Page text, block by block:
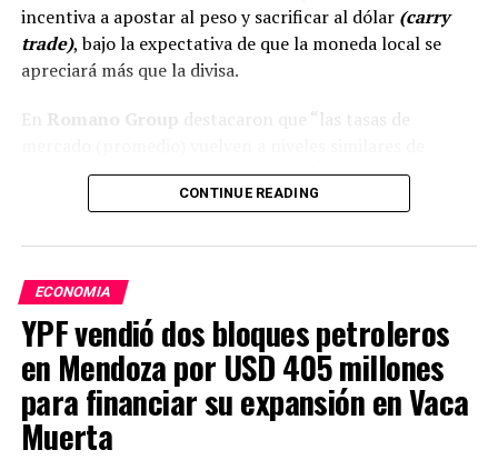
incentiva a apostar al peso y sacrificar al dólar (carry
trade), bajo la expectativa de que la moneda local se
apreciará más que la divisa.
En Romano Group destacaron que “las tasas de
principios de mayo en un contexto donde la liquidez a
priori parecería más restringida con el BCRA tomando
en la rueda de operaciones de pases tomó apenas 500
millones de pesos.
ADVERTISEMENT
CONTINUE READING
ECONOMIA
YPF vendió dos bloques petroleros
en Mendoza por USD 405 millones
para financiar su expansión en Vaca
Muerta